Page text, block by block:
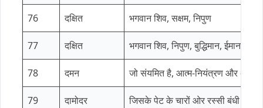
76 दक्षित भगवान शिव, सक्षम, निपुण
77 दक्षित भगवान शिव, निपुण, बुद्धिमान, ईमानदार
78 दमन जो संयमित है, आत्म-नियंत्रण और
79 दामोदर जिसके पेट के चारों ओर रस्सी बंधी है,